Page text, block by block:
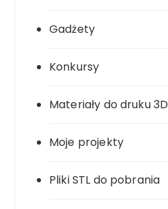
Gadżety
Konkursy
Materiały do druku 3D
Moje projekty
Pliki STL do pobrania